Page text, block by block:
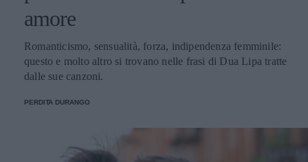
amore
Romanticismo, sensualità, forza, indipendenza femminile:
questo e molto altro si trovano nelle frasi di Dua Lipa tratte
dalle sue canzoni.
PERDITA DURANGO